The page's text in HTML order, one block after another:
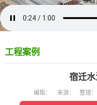
工程案例
宿迁
编辑： 来源： 整理：